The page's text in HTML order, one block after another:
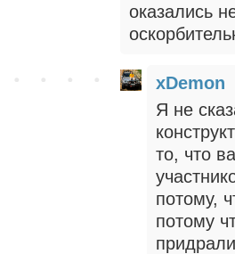
оказались
xDemon
Я не
то, что
потому,
потому